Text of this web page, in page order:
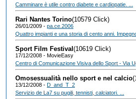
Camminare è utile contro diabete e cardiopatie. ...
Rari Nantes Torino(10579 Click)
26/01/2009 - pa.ce.2006
Quattro impianti e una storia di cento anni.
Sport Film Festival (10619 Click)
17/12/2008 - MovieEasy
Centro di Comunicazione Visiva dello Sport - Via
Omosessualità nello sport e nel calcio
13/12/2008 - D_and_T_2
Servizio de La7 su pugili, tennisti, calciatori. ...